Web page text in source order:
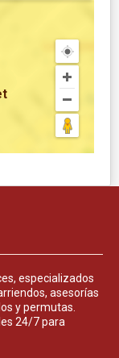
especializados
asesorías
y permutas.
24/7 para